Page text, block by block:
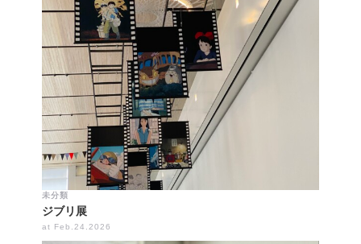
未分類
ジブリ展
at Feb.24.2026